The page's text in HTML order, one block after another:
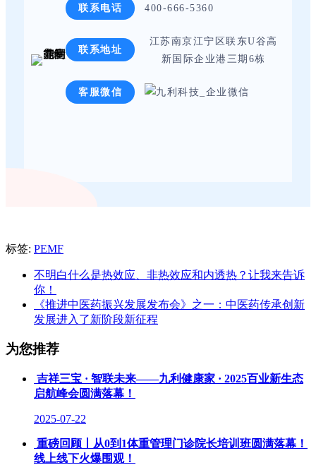
联系电话 400-666-5360
联系地址
江苏南京江宁区联东U谷高
新国际企业港三期6栋
客服微信
标签: PEMF
不明白什么是热效应、非热效应和内透热？让我来告诉
你！
《推进中医药振兴发展发布会》之一：中医药传承创新
发展进入了新阶段新征程
为您推荐
吉祥三宝 · 智联未来——九利健康家 · 2025百业新生态
启航峰会圆满落幕！
2025-07-22
重磅回顾丨从0到1体重管理门诊院长培训班圆满落幕！
线上线下火爆围观！